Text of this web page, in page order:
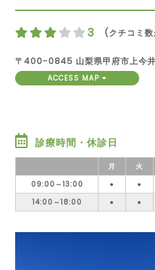
3 (クチコミ数
〒400-0845 山梨県甲府市上今
ACCESS MAP
診療時間・休診日
月 火
09:00～13:00
● ●
14:00～18:00
● ●